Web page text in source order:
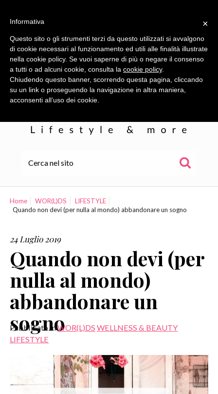
WOR(L)DS
COLLABORAZIONI
CONTATTI
Home WOR(L)DS
LIFESTYLE
Quando non devi (per nulla al mondo) abbandonare un sogno
24 Luglio 2019
Quando non devi (per
nulla al mondo)
abbandonare un
sogno
Pubblicato inWOR(L)DS WELLNESS & BEAUTY
LIFESTYLE
×
Informativa
Questo sito o gli strumenti terzi da questo utilizzati si avvalgono
di cookie necessari al funzionamento ed utili alle finalità illustrate
nella cookie policy. Se vuoi saperne di più o negare il consenso
a tutti o ad alcuni cookie, consulta la cookie policy.
Chiudendo questo banner, scorrendo questa pagina, cliccando
su un link o proseguendo la navigazione in altra maniera,
acconsenti all’uso dei cookie.